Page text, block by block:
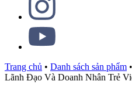
Trang chủ • Danh sách sản phẩm •
Lãnh Đạo Và Doanh Nhân Trẻ